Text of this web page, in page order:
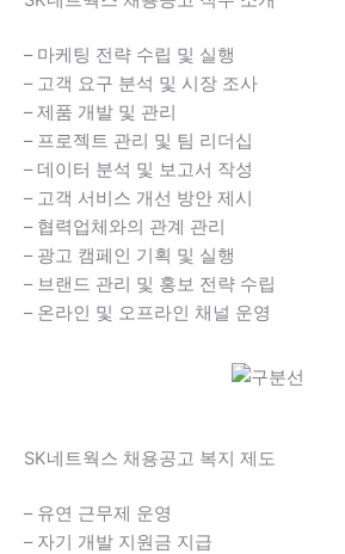
– 마케팅 전략 수립 및 실행
– 고객 요구 분석 및 시장 조사
– 제품 개발 및 관리
– 프로젝트 관리 및 팀 리더십
– 데이터 분석 및 보고서 작성
– 고객 서비스 개선 방안 제시
– 협력업체와의 관계 관리
– 광고 캠페인 기획 및 실행
– 브랜드 관리 및 홍보 전략 수립
– 온라인 및 오프라인 채널 운영
SK네트웍스 채용공고 복지 제도
– 유연 근무제 운영
– 자기 개발 지원금 지급